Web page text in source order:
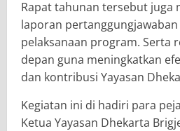
Rapat tahunan tersebut juga
laporan
pelaksanaan program. Serta
depan guna meningkatkan
dan kontribusi Yayasan
Kegiatan ini di hadiri para
Ketua Yayasan Dhekarta